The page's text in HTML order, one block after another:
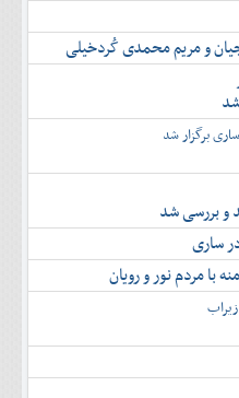
و مریم محمدی کُردخیلی
برگزار شد
و بررسی شد
ساری
با مردم نور و رویان